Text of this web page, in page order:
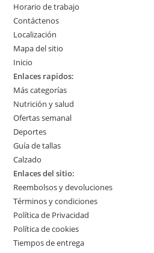
Horario de trabajo
Contáctenos
Localización
Mapa del sitio
Inicio
Enlaces rapidos:
Más categorías
Nutrición y salud
Ofertas semanal
Deportes
Guía de tallas
Calzado
Enlaces del sitio:
Reembolsos y devoluciones
Términos y condiciones
Política de Privacidad
Política de cookies
Tiempos de entrega